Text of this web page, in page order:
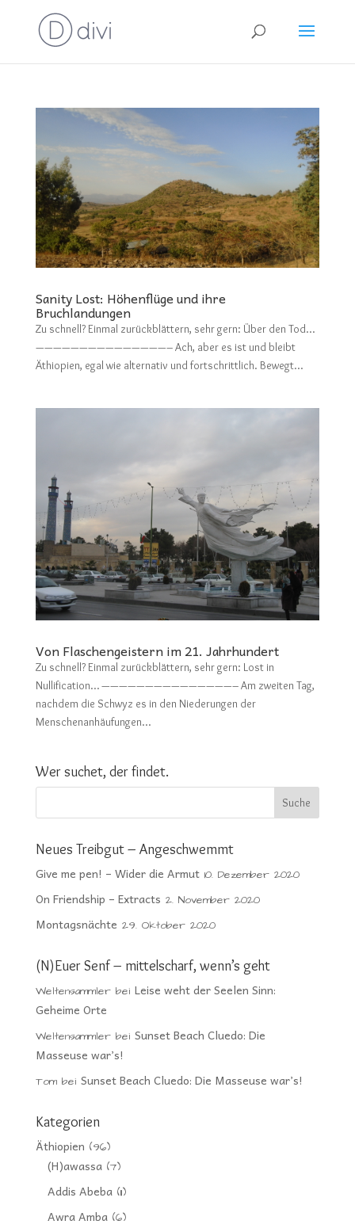
Sanity Lost: Höhenflüge und ihre
Bruchlandungen
Zu schnell? Einmal zurückblättern, sehr gern: Über den Tod…
———————————————– Ach, aber es ist und bleibt
Äthiopien, egal wie alternativ und fortschrittlich. Bewegt...
Von Flaschengeistern im 21. Jahrhundert
Zu schnell? Einmal zurückblättern, sehr gern: Lost in
Nullification… ———————————————– Am zweiten Tag,
nachdem die Schwyz es in den Niederungen der
Menschenanhäufungen...
Wer suchet, der findet.
Neues Treibgut – Angeschwemmt
Give me pen! – Wider die Armut 10. Dezember 2020
On Friendship – Extracts 2. November 2020
Montagsnächte 29. Oktober 2020
(N)Euer Senf – mittelscharf, wenn’s geht
Weltensammlerbei Leise weht der Seelen Sinn:
Geheime Orte
Weltensammlerbei Sunset Beach Cluedo: Die
Masseuse war’s!
Tombei Sunset Beach Cluedo: Die Masseuse war’s!
Kategorien
Äthiopien (96)
(H)awassa(7)
Addis Abeba(11)
Awra Amba(6)